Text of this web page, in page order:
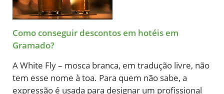
Como conseguir descontos em hotéis em
Gramado?
A White Fly – mosca branca, em tradução livre, não
tem esse nome à toa. Para quem não sabe, a
expressão é usada para designar um profissional